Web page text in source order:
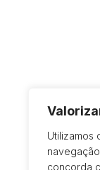
Utilizamos
concorda
Ativos